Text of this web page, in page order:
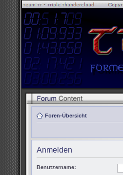
Foren-Übersicht
Anmelden
Benutzername: